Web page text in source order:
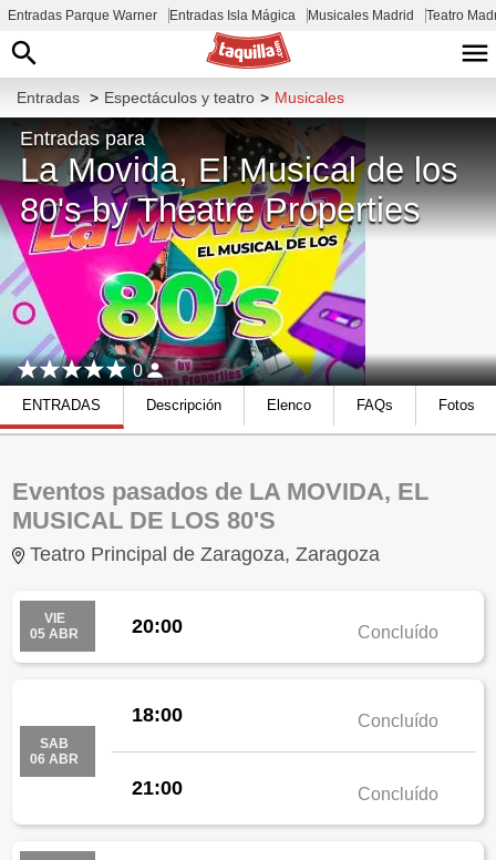
Entradas Parque Warner Entradas Isla Mágica Musicales Madrid Teatro
Entradas > Espectáculos y teatro > Musicales
Entradas para
La Movida, El Musical de los
80's by Theatre Properties
0
ENTRADAS Descripción Elenco FAQs Fotos
Eventos pasados de LA MOVIDA, EL
MUSICAL DE LOS 80'S
Teatro Principal de Zaragoza, Zaragoza
VIE
05 ABR
20:00 Concluído
SAB
06 ABR
18:00 Concluído
21:00 Concluído